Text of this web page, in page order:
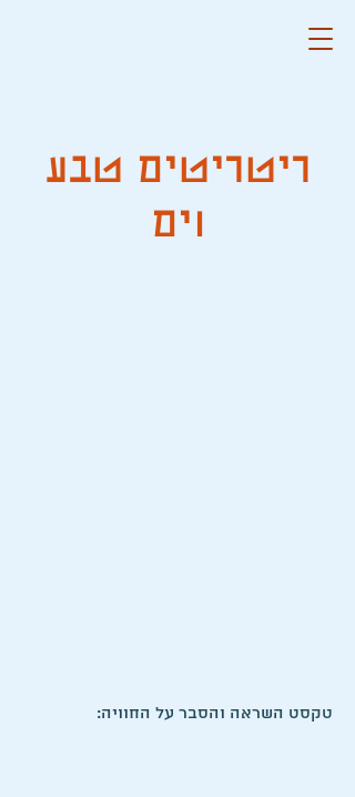
ריטריטים טבע
וים
:טקסט השראה והסבר על החוויה